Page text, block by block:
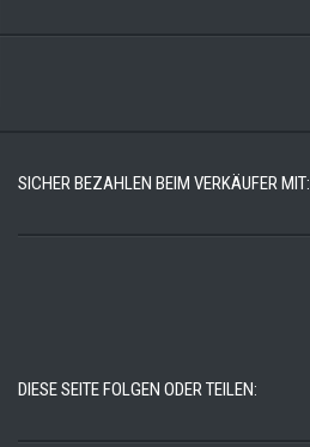
SICHER BEZAHLEN BEIM VERKÄUFER MIT:
DIESE SEITE FOLGEN ODER TEILEN: